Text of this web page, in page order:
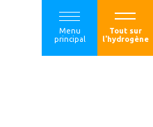
Menu
principal
Tout sur
l'hydrogène